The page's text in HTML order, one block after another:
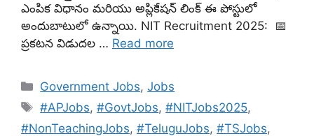
ఎంపిక విధానం మరియు అప్లికేషన్ లింక్ ఈ పోస్టులో
అందుబాటులో ఉన్నాయి. NIT Recruitment 2025: 📅
ప్రకటన విడుదల … Read more
Categories
Government Jobs,Jobs
Tags
#APJobs,#GovtJobs,#NITJobs2025,
#NonTeachingJobs, #TeluguJobs, #TSJobs,